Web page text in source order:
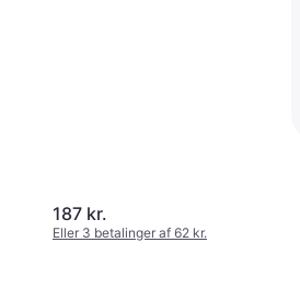
187 kr.
Eller 3 betalinger af 62 kr.